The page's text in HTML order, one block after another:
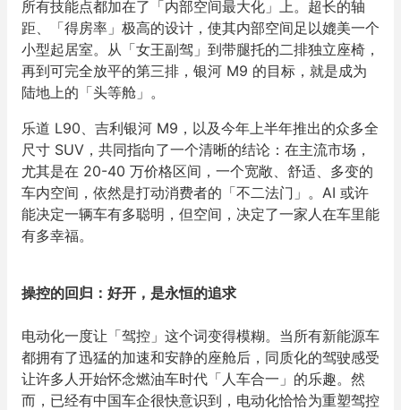
所有技能点都加在了「内部空间最大化」上。超长的轴
距、「得房率」极高的设计，使其内部空间足以媲美一个
小型起居室。从「女王副驾」到带腿托的二排独立座椅，
再到可完全放平的第三排，银河 M9 的目标，就是成为
陆地上的「头等舱」。
乐道 L90、吉利银河 M9，以及今年上半年推出的众多全
尺寸 SUV，共同指向了一个清晰的结论：在主流市场，
尤其是在 20-40 万价格区间，一个宽敞、舒适、多变的
车内空间，依然是打动消费者的「不二法门」。AI 或许
能决定一辆车有多聪明，但空间，决定了一家人在车里能
有多幸福。
操控的回归：好开，是永恒的追求
电动化一度让「驾控」这个词变得模糊。当所有新能源车
都拥有了迅猛的加速和安静的座舱后，同质化的驾驶感受
让许多人开始怀念燃油车时代「人车合一」的乐趣。然
而，已经有中国车企很快意识到，电动化恰恰为重塑驾控